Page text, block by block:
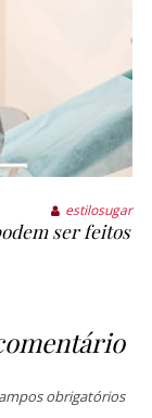
estilosugar
ser feitos
obrigatórios